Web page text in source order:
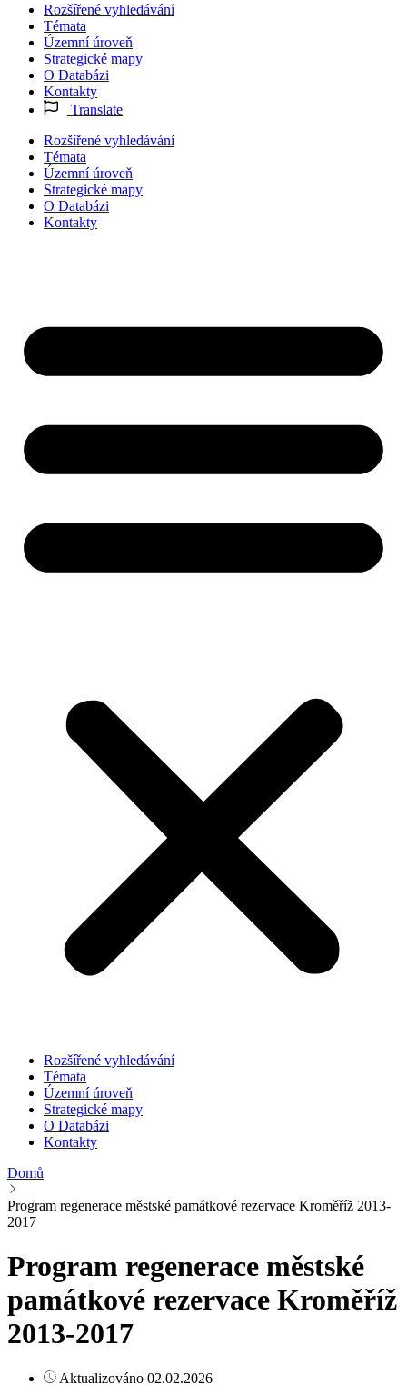
Rozšířené vyhledávání
Témata
Územní úroveň
Strategické mapy
O Databázi
Kontakty
Translate
Rozšířené vyhledávání
Témata
Územní úroveň
Strategické mapy
O Databázi
Kontakty
Rozšířené vyhledávání
Témata
Územní úroveň
Strategické mapy
O Databázi
Kontakty
Domů
Program regenerace městské památkové rezervace Kroměříž 2013-
2017
Program regenerace městské
památkové rezervace Kroměříž
2013-2017
Aktualizováno 02.02.2026